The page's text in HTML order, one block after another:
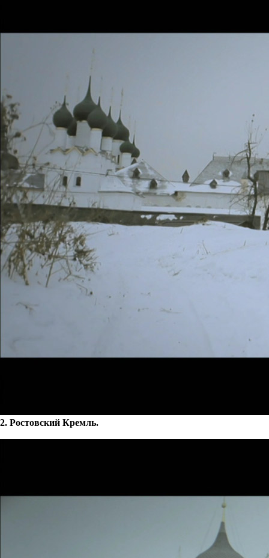
2. Ростовский Кремль.